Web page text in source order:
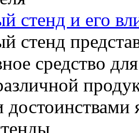
стенд и его
стенд
средство
достоинствами